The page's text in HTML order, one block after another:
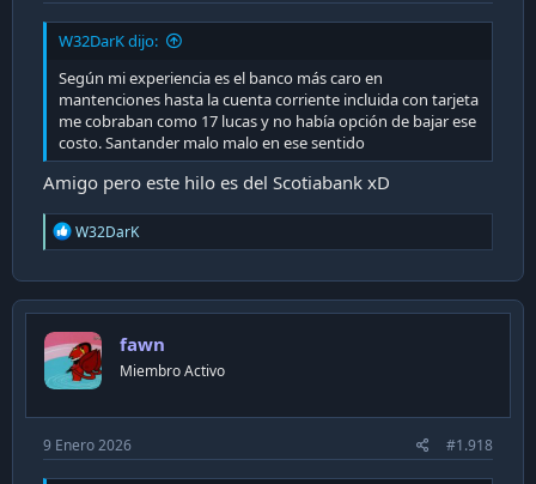
W32DarK dijo:
Según mi experiencia es el banco más caro en
mantenciones hasta la cuenta corriente incluida con tarjeta
me cobraban como 17 lucas y no había opción de bajar ese
costo. Santander malo malo en ese sentido
Amigo pero este hilo es del Scotiabank xD
R
e
c
t
o
n
s
W32DarK
fawn
Miembro Activo
9 Enero 2026 #1.918